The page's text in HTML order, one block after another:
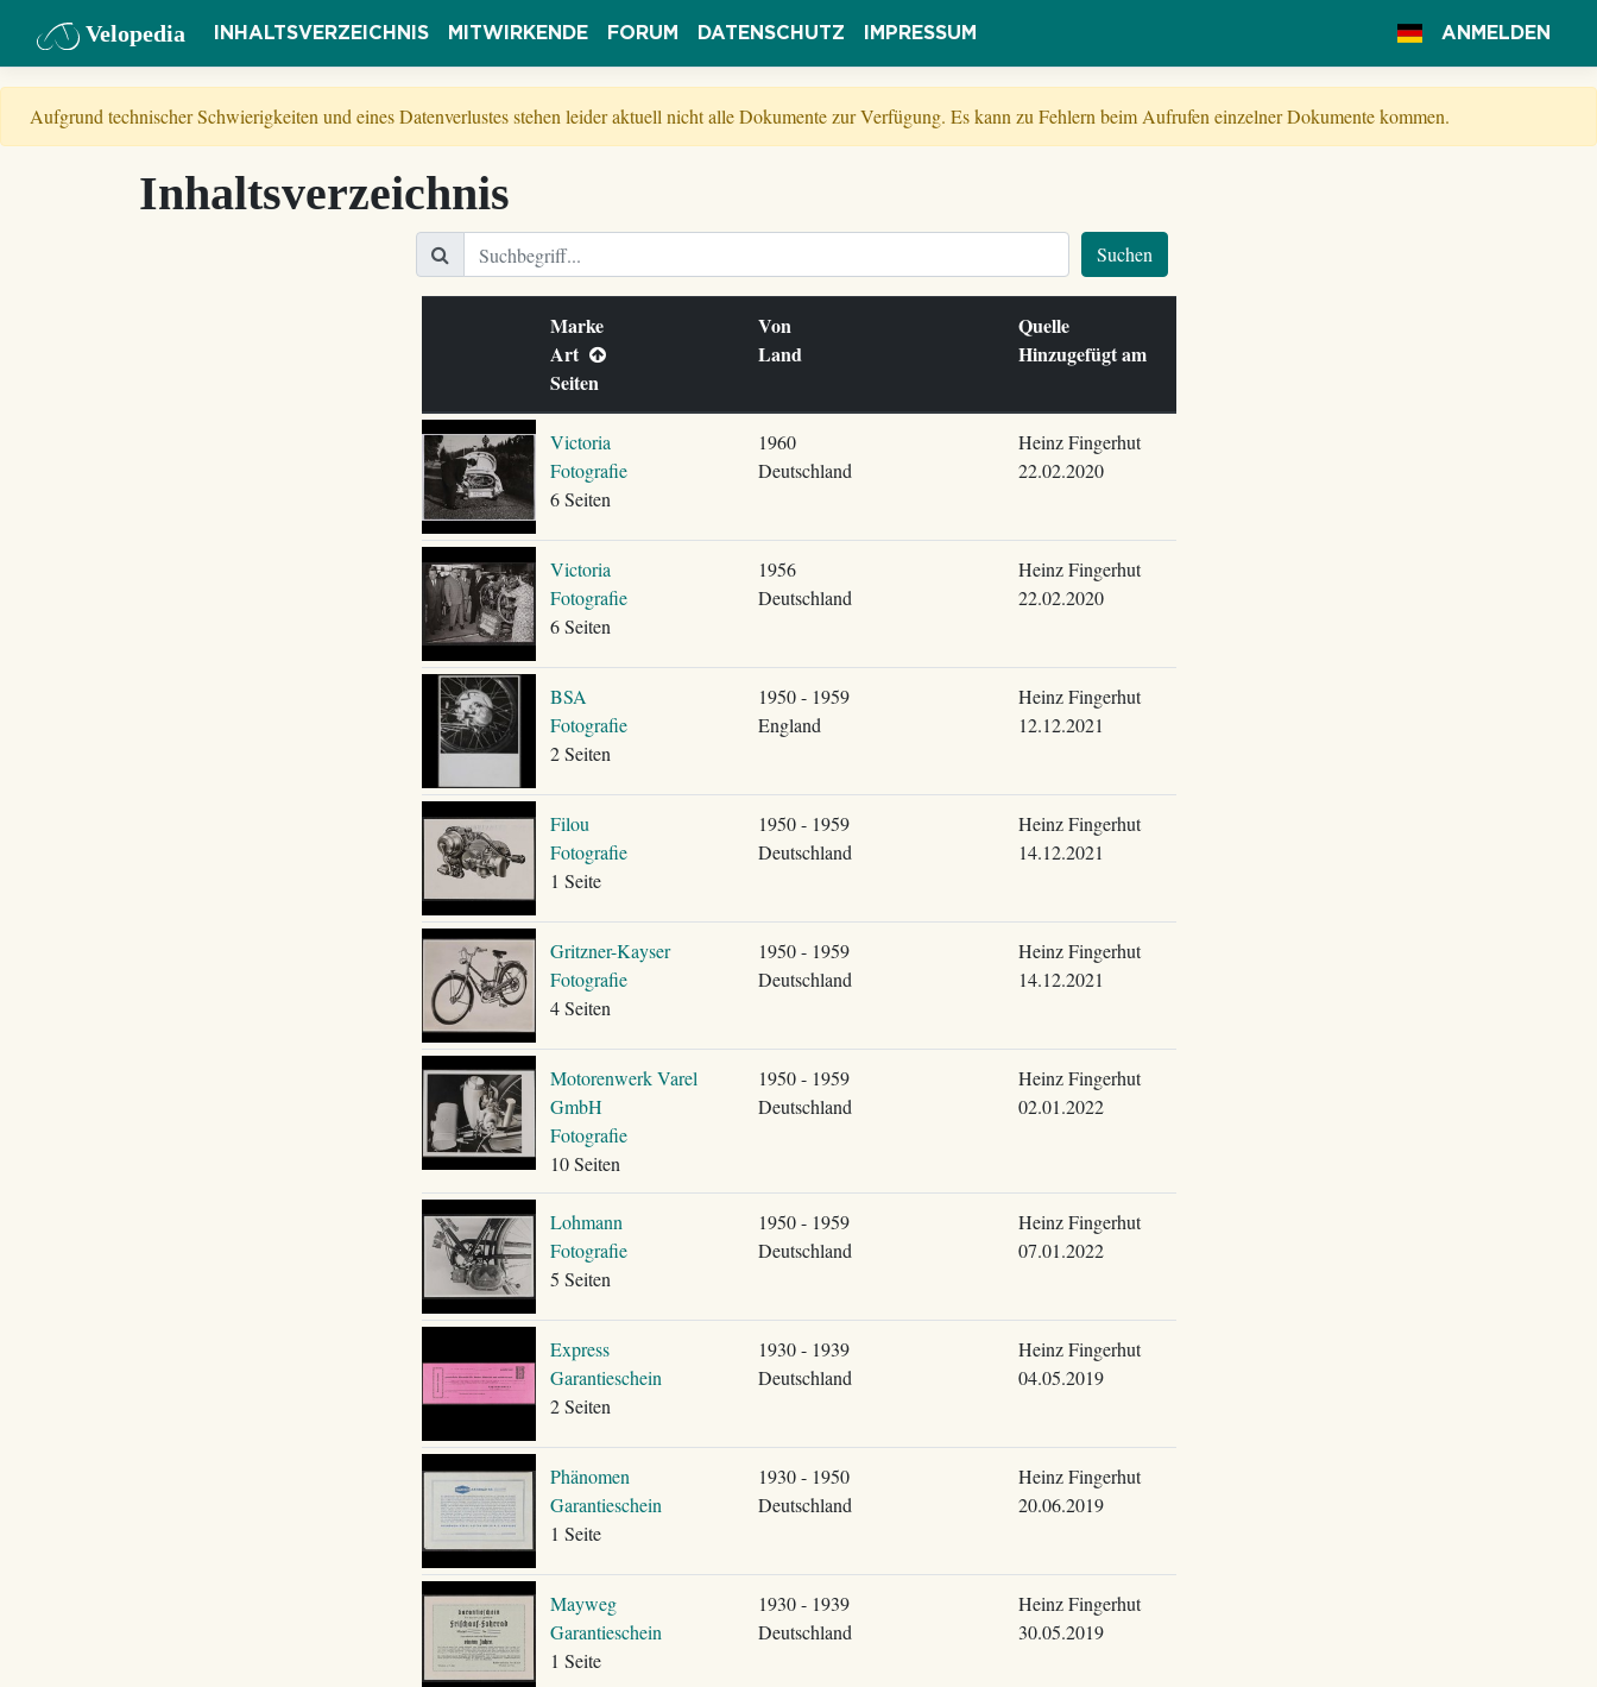
Velopedia INHALTSVERZEICHNIS MITWIRKENDE FORUM DATENSCHUTZ IMPRESSUM ANMELDEN
Aufgrund technischer Schwierigkeiten und eines Datenverlustes stehen leider aktuell nicht alle Dokumente zur Verfügung. Es kann zu Fehlern beim Aufrufen einzelner Dokumente kommen.
Inhaltsverzeichnis
Suchen
Marke
Art
Seiten
Von
Land
Quelle
Hinzugefügt am
Victoria
Fotografie
6 Seiten
1960
Deutschland
Heinz Fingerhut
22.02.2020
Victoria
Fotografie
6 Seiten
1956
Deutschland
Heinz Fingerhut
22.02.2020
BSA
Fotografie
2 Seiten
1950 - 1959
England
Heinz Fingerhut
12.12.2021
Filou
Fotografie
1 Seite
1950 - 1959
Deutschland
Heinz Fingerhut
14.12.2021
Gritzner-Kayser
Fotografie
4 Seiten
1950 - 1959
Deutschland
Heinz Fingerhut
14.12.2021
Motorenwerk Varel
GmbH
Fotografie
10 Seiten
1950 - 1959
Deutschland
Heinz Fingerhut
02.01.2022
Lohmann
Fotografie
5 Seiten
1950 - 1959
Deutschland
Heinz Fingerhut
07.01.2022
Express
Garantieschein
2 Seiten
1930 - 1939
Deutschland
Heinz Fingerhut
04.05.2019
Phänomen
Garantieschein
1 Seite
1930 - 1950
Deutschland
Heinz Fingerhut
20.06.2019
Mayweg
Garantieschein
1 Seite
1930 - 1939
Deutschland
Heinz Fingerhut
30.05.2019